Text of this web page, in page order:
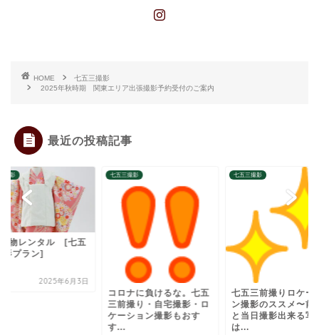
HOME
七五三撮影
2025年秋時期 関東エリア出張撮影予約受付のご案内
最近の投稿記事
撮影 七五三撮影
七五三前撮りロケーショ
ン撮影のススメ〜前撮り
と当日撮影出来る写真
は...
七五三撮影
3歳着物レンタル [
三撮影プラン]